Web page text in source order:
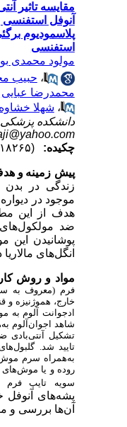
مقایسه تاثیر
آنوفل استفنسی
پلاسمودیوم
استفنسی
مولود محمدی
،حبیب
محمدرضا عبایی
، شهلا خشاوه
دانشکده
چکیده:
پیش زمینه و هدف
زندگی در بدن
موجود در
هدف از این
ضد مولکول‌های
پوشانیدن این
انگل‌های مالاریا
مواد و روش کار:
فرم (معروف به
خارج، هموژنیزه و
ادجوانت آلوم به
شاهد اجوان‌آلوم
تشکیل آنتی‌بادی
تایید شد.
به‌همراه سرم
روده و یا موش‌های
سویه تایپ فرم
پشه‌های آنوفل
آن‌ها بررسی و